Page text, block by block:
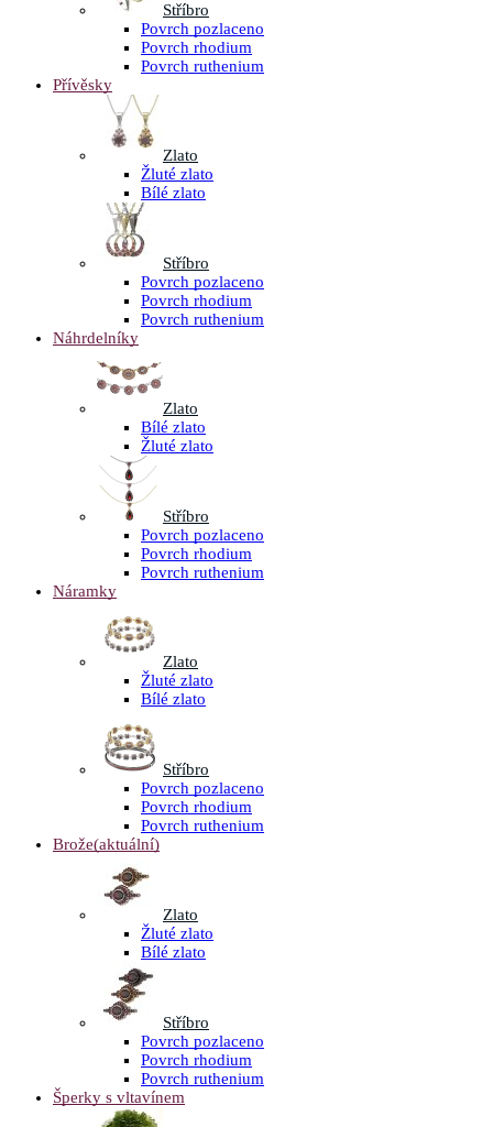
Stříbro
Povrch pozlaceno
Povrch rhodium
Povrch ruthenium
Přívěsky
Zlato
Žluté zlato
Bílé zlato
Stříbro
Povrch pozlaceno
Povrch rhodium
Povrch ruthenium
Náhrdelníky
Zlato
Bílé zlato
Žluté zlato
Stříbro
Povrch pozlaceno
Povrch rhodium
Povrch ruthenium
Náramky
Zlato
Žluté zlato
Bílé zlato
Stříbro
Povrch pozlaceno
Povrch rhodium
Povrch ruthenium
Brože(aktuální)
Zlato
Žluté zlato
Bílé zlato
Stříbro
Povrch pozlaceno
Povrch rhodium
Povrch ruthenium
Šperky s vltavínem